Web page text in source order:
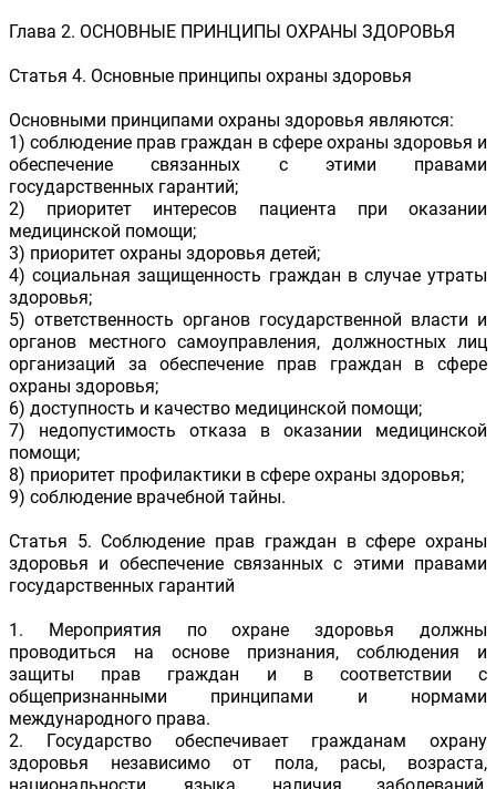
Глава 2. ОСНОВНЫЕ ПРИНЦИПЫ ОХРАНЫ ЗДОРОВЬЯ
Статья 4. Основные принципы охраны здоровья
Основными принципами охраны здоровья являются:
1) соблюдение прав граждан в сфере охраны здоровья и
обеспечение связанных с этими правами
государственных гарантий;
2) приоритет интересов пациента при оказании
медицинской помощи;
3) приоритет охраны здоровья детей;
4) социальная защищенность граждан в случае утраты
здоровья;
5) ответственность органов государственной власти и
органов местного самоуправления, должностных лиц
организаций за обеспечение прав граждан в сфере
охраны здоровья;
6) доступность и качество медицинской помощи;
7) недопустимость отказа в оказании медицинской
помощи;
8) приоритет профилактики в сфере охраны здоровья;
9) соблюдение врачебной тайны.
Статья 5. Соблюдение прав граждан в сфере охраны
здоровья и обеспечение связанных с этими правами
государственных гарантий
1. Мероприятия по охране здоровья должны
проводиться на основе признания, соблюдения и
защиты прав граждан и в соответствии с
общепризнанными принципами и нормами
международного права.
2. Государство обеспечивает гражданам охрану
здоровья независимо от пола, расы, возраста,